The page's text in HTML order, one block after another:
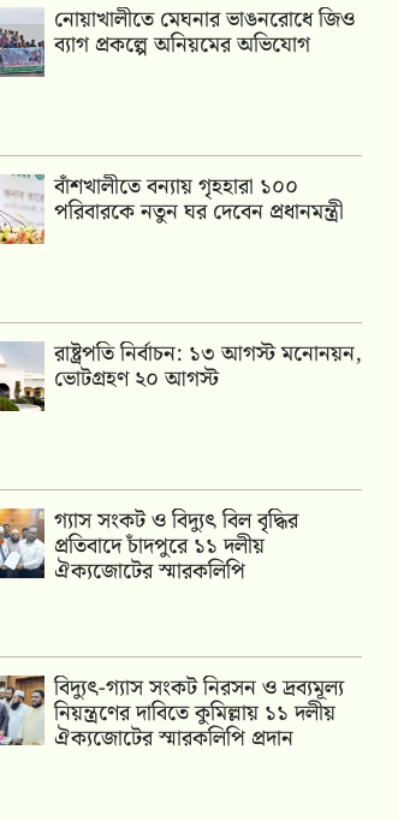
নোয়াখালীতে মেঘনার ভাঙনরোধে জিও
ব্যাগ প্রকল্পে অনিয়মের অভিযোগ
বাঁশখালীতে বন্যায় গৃহহারা ১০০
পরিবারকে নতুন ঘর দেবেন প্রধানমন্ত্রী
রাষ্ট্রপতি নির্বাচন: ১৩ আগস্ট মনোনয়ন,
ভোটগ্রহণ ২০ আগস্ট
গ্যাস সংকট ও বিদ্যুৎ বিল বৃদ্ধির
প্রতিবাদে চাঁদপুরে ১১ দলীয়
ঐক্যজোটের স্মারকলিপি
‎বিদ্যুৎ-গ্যাস সংকট নিরসন ও দ্রব্যমূল্য
নিয়ন্ত্রণের দাবিতে কুমিল্লায় ১১ দলীয়
ঐক‍্যজোটের স্মারকলিপি প্রদান